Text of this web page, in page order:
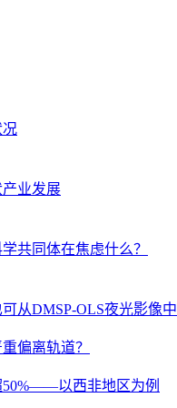
况
业发展
共同体在焦虑什么？
从DMSP-OLS夜光影像
偏离轨道？
50%——以西非地区为例